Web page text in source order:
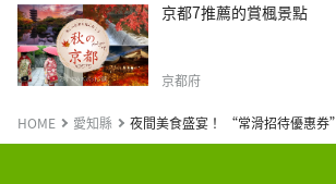
京都7推薦的賞楓景點
京都府
HOME 愛知縣 夜間美食盛宴！ “常滑招待優惠券”